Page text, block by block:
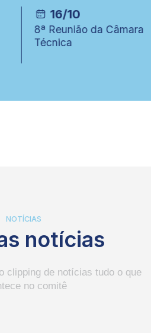
16/10
8ª Reunião da Câmara
Técnica
NOTÍCIAS
notícias
clipping de notícias tudo o que
no comitê